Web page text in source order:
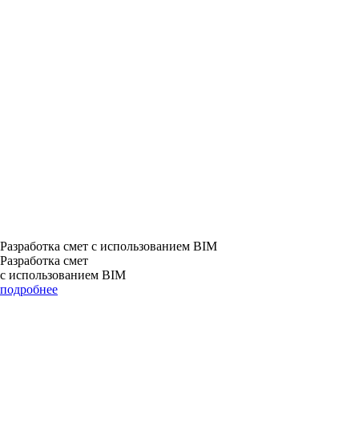
Разработка смет с использованием BIM
Разработка смет
с использованием BIM
подробнее